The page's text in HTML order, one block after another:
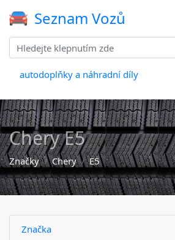
Seznam Vozů
autodoplňky a náhradní díly
Chery E5
Značky Chery E5
Značka